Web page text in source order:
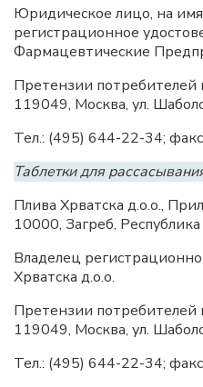
Юридическое лицо, на
регистрационное
Фармацевтические
Претензии потребителей
119049, Москва, ул.
Тел.: (495) 644-22-34;
Таблетки для
Плива Хрватска д.о.о.,
10000, Загреб,
Владелец
Хрватска д.о.о.
Претензии потребителей
119049, Москва, ул.
Тел.: (495) 644-22-34;